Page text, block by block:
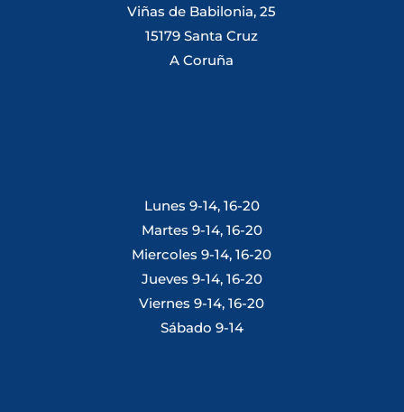
Viñas de Babilonia, 25
15179 Santa Cruz
A Coruña
Lunes 9-14, 16-20
Martes 9-14, 16-20
Miercoles 9-14, 16-20
Jueves 9-14, 16-20
Viernes 9-14, 16-20
Sábado 9-14